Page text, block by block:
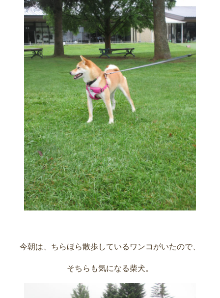
今朝は、ちらほら散歩しているワンコがいたので、
そちらも気になる柴犬。